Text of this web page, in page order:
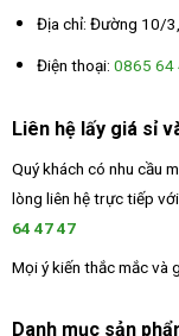
Địa chỉ: Đường 10/3,
Điện thoại: 0865 64
Liên hệ lấy giá sỉ
Quý khách có nhu cầu
lòng liên hệ trực tiếp
64 47 47
Mọi ý kiến thắc mắc và
Danh mục sản